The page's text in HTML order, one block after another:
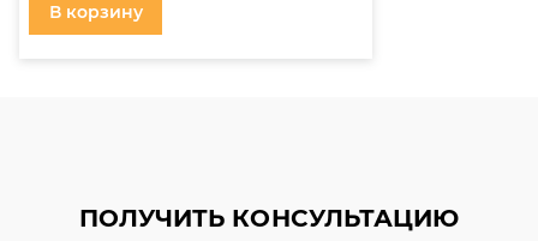
В корзину
ПОЛУЧИТЬ КОНСУЛЬТАЦИЮ